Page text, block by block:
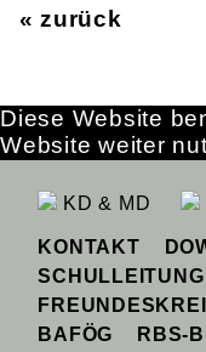
« zurück
KD & MD
KONTAKT
SCHULLEITUNG
BAFÖG
RBS-B
Diese Website
Website weiter